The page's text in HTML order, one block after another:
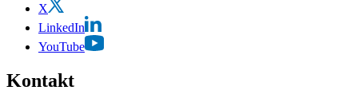
X
LinkedIn
YouTube
Kontakt